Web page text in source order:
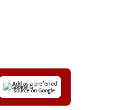
Add as a preferred
source on Google